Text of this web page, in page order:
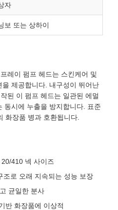
자
보 또는 상하이
레이 펌프 헤드는 스킨케어 및
제공합니다. 내구성이 뛰어난
된 이 펌프 헤드는 일관된 에멀
동시에 누출을 방지합니다. 표준
화장품 병과 호환됩니다.
410 넥 사이즈
조로 오래 지속되는 성능 보장
균일한 분사
반 화장품에 이상적